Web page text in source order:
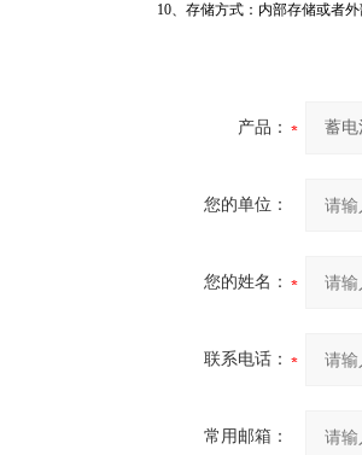
10、存储方式：内部存储或者
产品：
您的单位：
您的姓名：
联系电话：
常用邮箱：